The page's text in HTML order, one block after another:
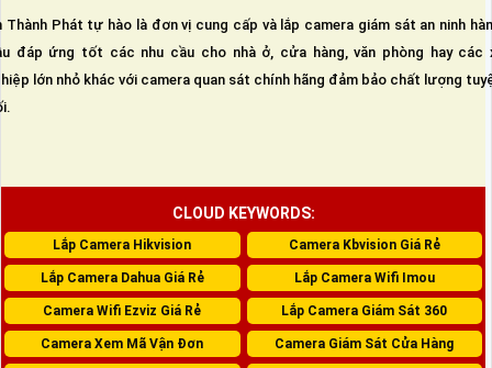
Thành Phát tự hào là đơn vị cung cấp và lắp camera giám sát an ninh
đáp ứng tốt các nhu cầu cho nhà ở, cửa hàng, văn phòng hay các
lớn nhỏ khác với camera quan sát chính hãng đảm bảo chất lượng
CLOUD KEYWORDS:
Lắp Camera Hikvision Camera Kbvision Giá Rẻ
Lắp Camera Dahua Giá Rẻ Lắp Camera Wifi Imou
Camera Wifi Ezviz Giá Rẻ Lắp Camera Giám Sát 360
Camera Xem Mã Vận Đơn Camera Giám Sát Cửa Hàng